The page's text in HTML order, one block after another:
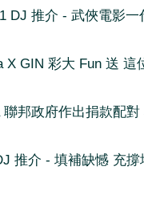
DJ 推介 - 武俠電影一
X GIN 彩大 Fun 送 這
聯邦政府作出捐款配對
推介 - 填補缺憾 充撐